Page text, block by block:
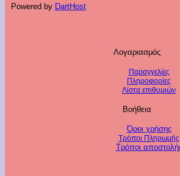
Powered by DartHost
Λογαριασμός
Παραγγελίες
Πληροφορίες
Λίστα επιθυμιών
Βοήθεια
Όροι χρήσης
Τρόποι Πληρωμής
Τρόποι